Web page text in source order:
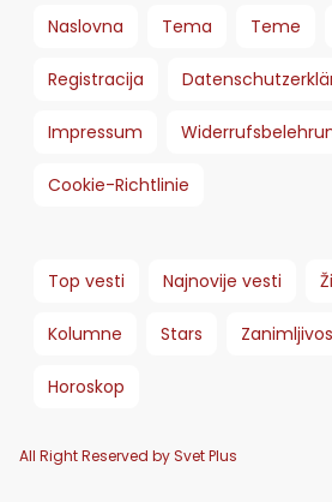
Naslovna Tema Teme
Registracija
Impressum
Cookie-Richtlinie
Top vesti Najnovije vesti
Kolumne Stars
Horoskop
All Right Reserved by Svet Plus